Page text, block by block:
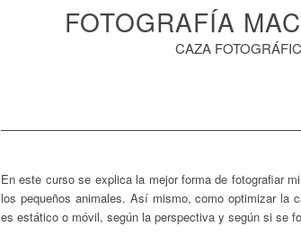
FOTOGRAFÍA
CAZA
En este curso se explica la mejor forma de fotografiar
los pequeños animales. Así mismo, como optimizar la
es estático o móvil, según la perspectiva y según si se